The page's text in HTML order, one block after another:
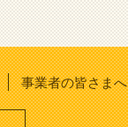
事業者の皆さまへ